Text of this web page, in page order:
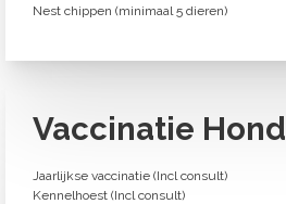
Nest chippen (minimaal 5 dieren)
Vaccinatie Hond
Jaarlijkse vaccinatie (Incl consult)
Kennelhoest (Incl consult)